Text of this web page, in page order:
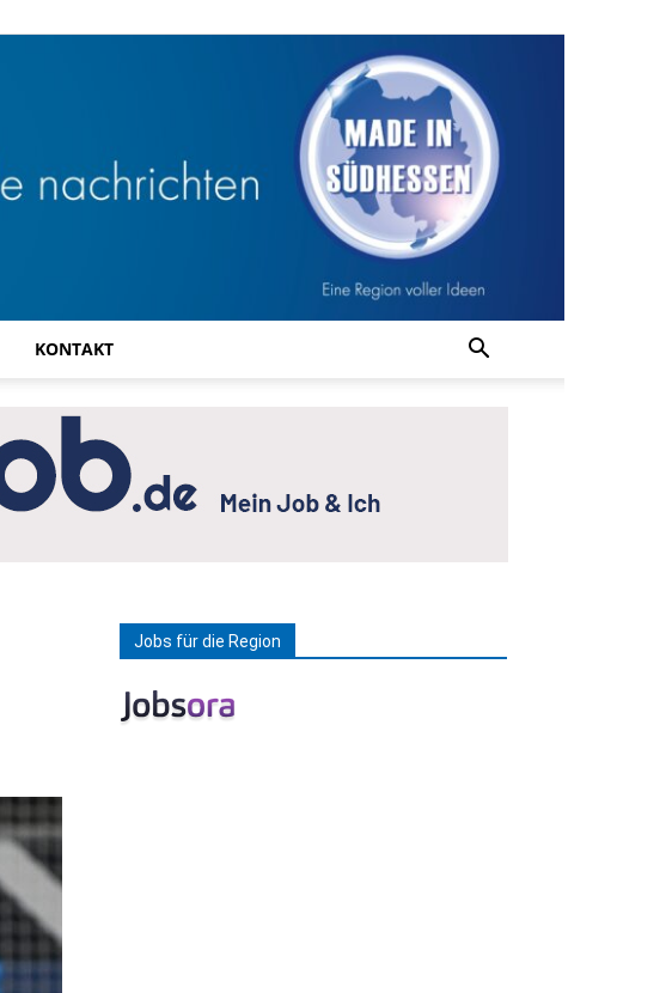
KONTAKT
Jobs für die Region